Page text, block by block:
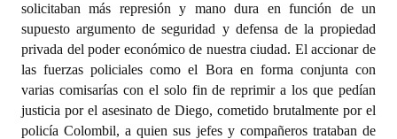
solicitaban más represión y mano dura en función de un
supuesto argumento de seguridad y defensa de la propiedad
privada del poder económico de nuestra ciudad. El accionar de
las fuerzas policiales como el Bora en forma conjunta con
varias comisarías con el solo fin de reprimir a los que pedían
justicia por el asesinato de Diego, cometido brutalmente por el
policía Colombil, a quien sus jefes y compañeros trataban de